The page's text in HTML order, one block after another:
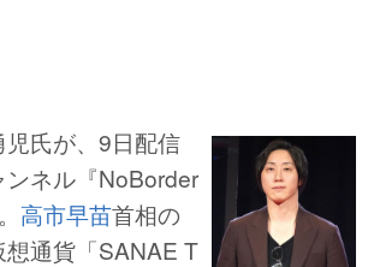
氏が、9日配信
ネル『NoBorder
高市早苗首相の
通貨「SANAE T